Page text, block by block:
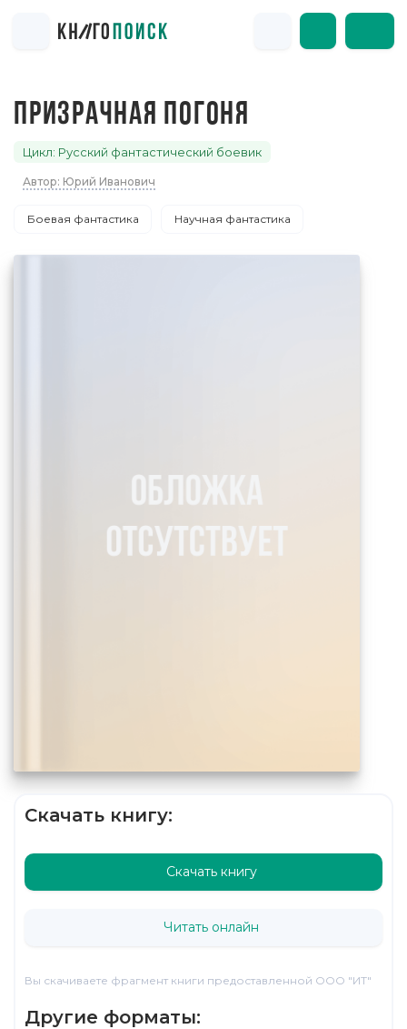
ПРИЗРАЧНАЯ ПОГОНЯ
Цикл: Русский фантастический боевик
Автор: Юрий Иванович
Боевая фантастика Научная фантастика
Скачать книгу:
Скачать книгу
Читать онлайн
Вы скачиваете фрагмент книги предоставленной ООО "ИТ"
Другие форматы: